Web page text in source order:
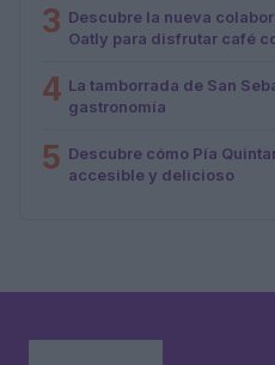
3 Descubre la nueva
Oatly para disfrutar café
4 La tamborrada de San
gastronomía
5 Descubre cómo Pía
accesible y delicioso